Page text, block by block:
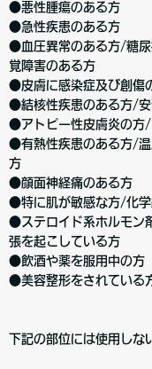
●悪性腫瘍のある方
●急性疾患のある方
●血圧異常のある方/糖尿
覚障害のある方
●皮膚に感染症及び
●結核性疾患のある方/安
●アトピー性皮膚炎の方/
●有熱性疾患のある方/
方
●顔面神経痛のある方
●特に肌が敏感な方/化学
●ステロイド系ホルモン
張を起こしている方
●飲酒や薬を服用中の方
●美容整形をされている
下記の部位には使用しな